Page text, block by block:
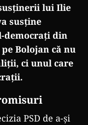
lui Ilie
susține
democrați din
Bolojan că nu
ci unul care
PSD de a-și